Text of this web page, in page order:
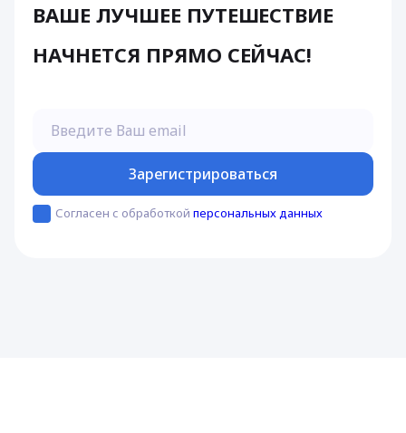
ВАШЕ ЛУЧШЕЕ ПУТЕШЕСТВИЕ
НАЧНЕТСЯ ПРЯМО СЕЙЧАС!
Зарегистрироваться
Согласен с обработкой персональных данных